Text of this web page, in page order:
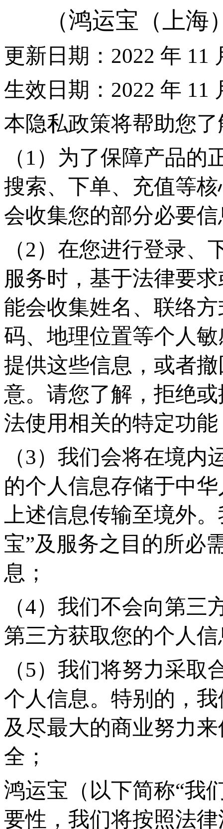
（鸿运宝（上海
更新日期： 2022 年 11
生效日期： 2022 年 11
本隐私政策将帮助您
（1）为了保障产品的
搜索、下单、充值等
会收集您的部分必要
（2）在您进行登录、
服务时，基于法律要
能会收集姓名、联络
码、地理位置等个人
提供这些信息，或者
意。请您了解，拒绝
法使用相关的特定功能
（3）我们会将在境内
的个人信息存储于中
上述信息传输至境外
宝”及服务之目的所必
息；
（4）我们不会向第三
第三方获取您的个人
（5）我们将努力采取
个人信息。特别的，
及尽最大的商业努力
全；
鸿运宝（以下简称“我
要性，我们将按照法